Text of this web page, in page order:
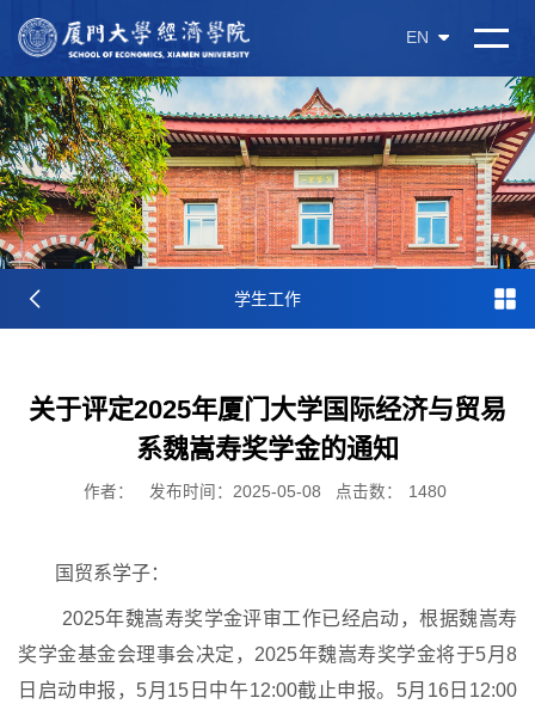
EN
学生工作
关于评定2025年厦门大学国际经济与贸易
系魏嵩寿奖学金的通知
作者： 发布时间：2025-05-08 点击数： 1480
国贸系学子：
2025年魏嵩寿奖学金评审工作已经启动，根据魏嵩寿
奖学金基金会理事会决定， 2025年魏嵩寿奖学金将于5月 8
日启动申报， 5月 15 日中午12:00截止申报。 5月 16日 12:00